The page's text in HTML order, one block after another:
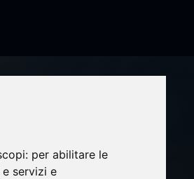
per abilitare le
servizi e